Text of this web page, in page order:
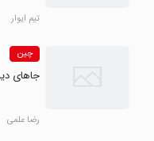
تیم ایوار
چین
جاهای
رضا علمی